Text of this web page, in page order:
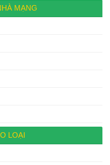
MẠNG
LOẠI